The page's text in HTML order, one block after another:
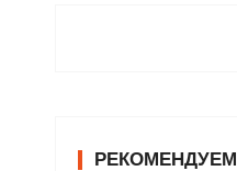
РЕКОМЕНДУЕМ